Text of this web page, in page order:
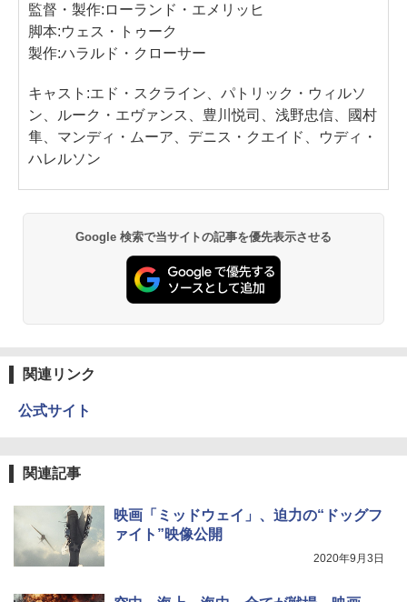
監督・製作:ローランド・エメリッヒ
脚本:ウェス・トゥーク
製作:ハラルド・クローサー
キャスト:エド・スクライン、パトリック・ウィルソ
ン、ルーク・エヴァンス、豊川悦司、浅野忠信、國村
隼、マンディ・ムーア、デニス・クエイド、ウディ・
ハレルソン
Google 検索で当サイトの記事を優先表示させる
関連リンク
公式サイト
関連記事
映画「ミッドウェイ」、迫力の“ドッグフ
ァイト”映像公開
2020年9月3日